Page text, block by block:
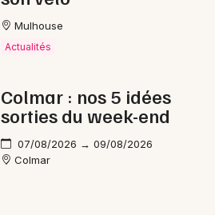
Mulhouse
Actualités
Colmar : nos 5 idées
sorties du week-end
07/08/2026 → 09/08/2026
Colmar